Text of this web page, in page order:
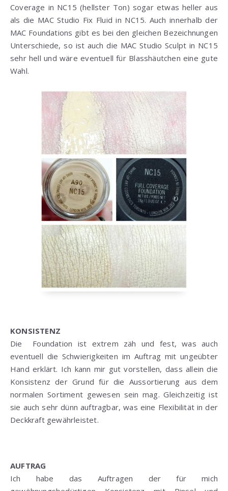
Coverage in NC15 (hellster Ton) sogar etwas heller aus
als die MAC Studio Fix Fluid in NC15. Auch innerhalb der
MAC Foundations gibt es bei den gleichen Bezeichnungen
Unterschiede, so ist auch die MAC Studio Sculpt in NC15
sehr hell und wäre eventuell für Blasshäutchen eine gute
Wahl.
KONSISTENZ
Die Foundation ist extrem zäh und fest, was auch
eventuell die Schwierigkeiten im Auftrag mit ungeübter
Hand erklärt. Ich kann mir gut vorstellen, dass allein die
Konsistenz der Grund für die Aussortierung aus dem
normalen Sortiment gewesen sein mag. Gleichzeitig ist
sie auch sehr dünn auftragbar, was eine Flexibilität in der
Deckkraft gewährleistet.
AUFTRAG
Ich habe das Auftragen der für mich